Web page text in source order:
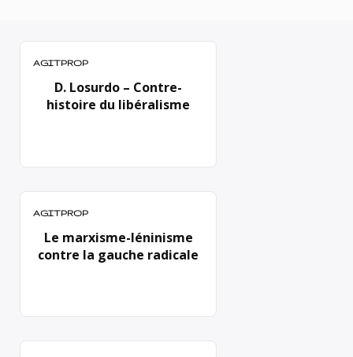
AGITPROP
D. Losurdo – Contre-
histoire du libéralisme
AGITPROP
Le marxisme-léninisme
contre la gauche radicale